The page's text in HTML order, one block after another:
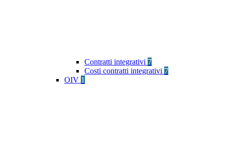
Contratti integrativi 7
Costi contratti integrativi 7
OIV 1